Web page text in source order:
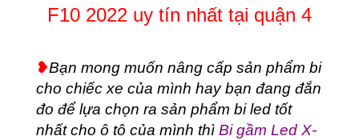
lượng
F10 2022 uy tín nhất tại quận 4
❥Bạn mong muốn nâng cấp sản phẩm bi
cho chiếc xe của mình hay bạn đang đắn
đo để lựa chọn ra sản phẩm bi led tốt
nhất cho ô tô của mình thì Bi gầm Led X-